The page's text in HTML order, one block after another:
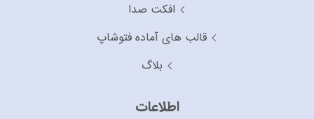
افکت صدا
قالب های آماده فتوشاپ
بلاگ
اطلاعات